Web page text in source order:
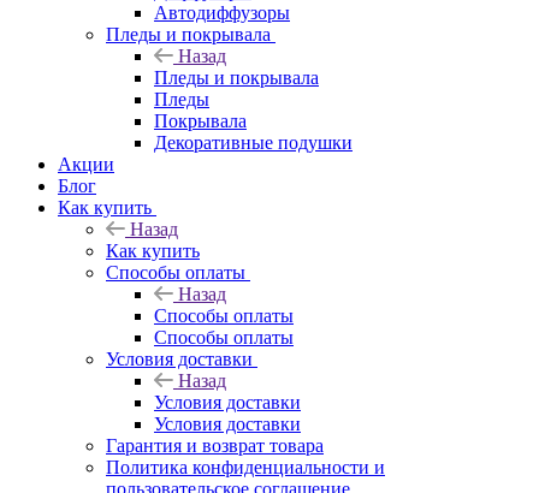
Автодиффузоры
Пледы и покрывала
Назад
Пледы и покрывала
Пледы
Покрывала
Декоративные подушки
Акции
Блог
Как купить
Назад
Как купить
Способы оплаты
Назад
Способы оплаты
Способы оплаты
Условия доставки
Назад
Условия доставки
Условия доставки
Гарантия и возврат товара
Политика конфиденциальности и
пользовательское соглашение